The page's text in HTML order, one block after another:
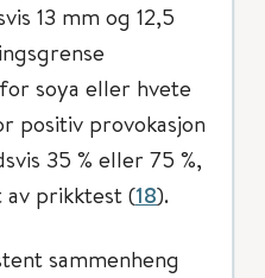
13 mm og 12,5
soya eller hvete
positiv provokasjon
35 % eller 75 %,
av prikktest (18).
sammenheng